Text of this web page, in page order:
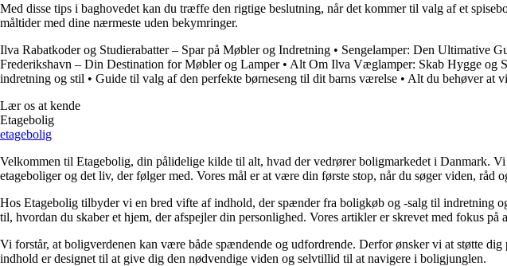
Med disse tips i baghovedet kan du træffe den rigtige beslutning, når det kommer til valg af et
måltider med dine nærmeste uden bekymringer.
Ilva Rabatkoder og Studierabatter – Spar på Møbler og Indretning • Sengelamper: Den Ultimative
Frederikshavn – Din Destination for Møbler og Lamper• Alt Om Ilva Væglamper: Skab Hygge og
indretning og stil • Guide til valg af den perfekte børneseng til dit barns værelse • Alt du behøver at
Lær os at kende
Etagebolig
etagebolig
Velkommen til Etagebolig, din pålidelige kilde til alt, hvad der vedrører boligmarkedet i Danmark.
etageboliger og det liv, der følger med. Vores mål er at være din første stop, når du søger viden, råd
Hos Etagebolig tilbyder vi en bred vifte af indhold, der spænder fra boligkøb og -salg til indretning
til, hvordan du skaber et hjem, der afspejler din personlighed. Vores artikler er skrevet med fokus
Vi forstår, at boligverdenen kan være både spændende og udfordrende. Derfor ønsker vi at støtte
indhold er designet til at give dig den nødvendige viden og selvtillid til at navigere i boligjunglen.